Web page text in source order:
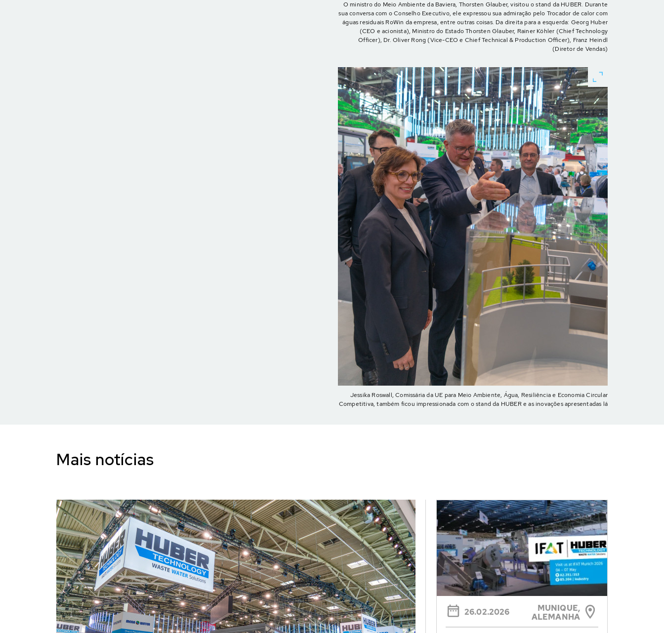
O ministro do Meio Ambiente da Baviera, Thorsten Glauber, visitou o stand da HUBER. Durante
sua conversa com o Conselho Executivo, ele expressou sua admiração pelo Trocador de calor com
águas residuais RoWin da empresa, entre outras coisas. Da direita para a esquerda: Georg Huber
(CEO e acionista), Ministro do Estado Thorsten Glauber, Rainer Köhler (Chief Technology
Officer), Dr. Oliver Rong (Vice-CEO e Chief Technical & Production Officer), Franz Heindl
(Diretor de Vendas)
Jessika Roswall, Comissária da UE para Meio Ambiente, Água, Resiliência e Economia Circular
Competitiva, também ficou impressionada com o stand da HUBER e as inovações apresentadas lá
Mais notícias
26.02.2026
MUNIQUE,
ALEMANHA